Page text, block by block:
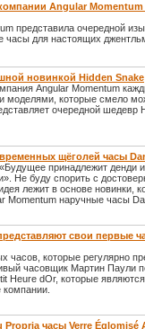
Angular Momentum
представила очередной
часы для настоящих
новинкой Hidden Snake
Angular Momentum
моделями, которые смело
очередной шедевр
щёголей часы
принадлежит денди
Не буду спорить с
лежит в основе новинки,
Momentum наручные часы
свои первые
часов, которые регулярно
часовщик Мартин Паули
Heure dOr, которые
часы Verre Églomisé